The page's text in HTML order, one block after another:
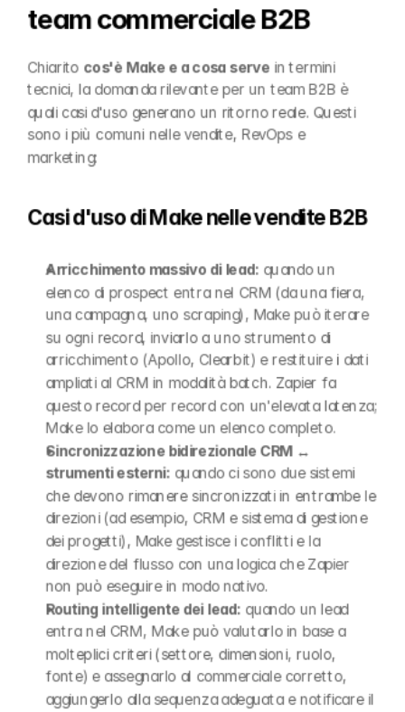
team commerciale B2B
Chiarito cos'è Make e a cosa serve in termini
tecnici, la domanda rilevante per un team B2B è
quali casi d'uso generano un ritorno reale. Questi
sono i più comuni nelle vendite, RevOps e
marketing:
Casi d'uso di Make nelle vendite B2B
Arricchimento massivo di lead: quando un
elenco di prospect entra nel CRM (da una fiera,
una campagna, uno scraping), Make può iterare
su ogni record, inviarlo a uno strumento di
arricchimento (Apollo, Clearbit) e restituire i dati
ampliati al CRM in modalità batch. Zapier fa
questo record per record con un'elevata latenza;
Make lo elabora come un elenco completo.
Sincronizzazione bidirezionale CRM ↔
strumenti esterni: quando ci sono due sistemi
che devono rimanere sincronizzati in entrambe le
direzioni (ad esempio, CRM e sistema di gestione
dei progetti), Make gestisce i conflitti e la
direzione del flusso con una logica che Zapier
non può eseguire in modo nativo.
Routing intelligente dei lead: quando un lead
entra nel CRM, Make può valutarlo in base a
molteplici criteri (settore, dimensioni, ruolo,
fonte) e assegnarlo al commerciale corretto,
aggiungerlo alla sequenza adeguata e notificare il